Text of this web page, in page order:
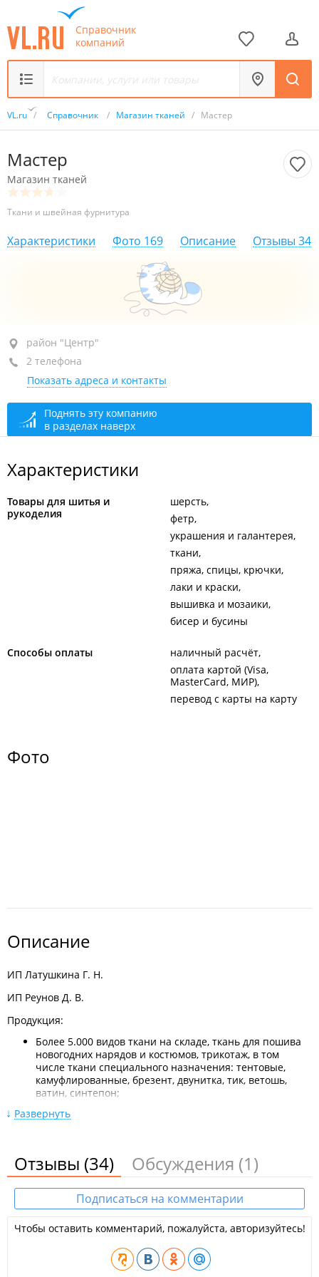
Справочник
компаний
VL.ru / Справочник / Магазин тканей / Мастер
Мастер
Магазин тканей
Ткани и швейная фурнитура
Характеристики Фото 169 Описание Отзывы 34
район "Центр", ул. Суханова, 5
+7 (423) 243-26-54
сегодня закрыто
район "Центр"
2 телефона
Показать адреса и контакты
Поднять эту компанию
в разделах наверх
Характеристики
Товары для шитья и
рукоделия
шерсть
фетр
украшения и галантерея
ткани
пряжа, спицы, крючки
лаки и краски
вышивка и мозаики
бисер и бусины
Способы оплаты
наличный расчёт
оплата картой (Visa,
MasterCard, МИР)
перевод с карты на карту
Фото
Описание
ИП Латушкина Г. Н.
ИП Реунов Д. В.
Продукция:
Более 5.000 видов ткани на складе, ткань для пошива
новогодних нарядов и костюмов, трикотаж, в том
числе ткани специального назначения: тентовые,
камуфлированные, брезент, двунитка, тик, ветошь,
ватин, синтепон;
ножницы, лекала, манекены для ателье, товары для
пробойники, красители для ткани, этикет-пистолеты,
клеевые пистолеты, приводы и запасные части для
головных уборов, металлические пресса и насадки к
ним, тесьма: репсовая, киперная, строп-лента
декоративная и для штор, кружева;
Широкий выбор товаров для рукоделия: товары для
фелтинга (набивание, фильцевание, валяние),
шкатулки, органайзеры, бисер, бусины, стразы,
фурнитура для бисероплетения, для игрушек, для
Развернуть
Отзывы (34) Обсуждения (1)
Подписаться на комментарии
Чтобы оставить комментарий, пожалуйста, авторизуйтесь!